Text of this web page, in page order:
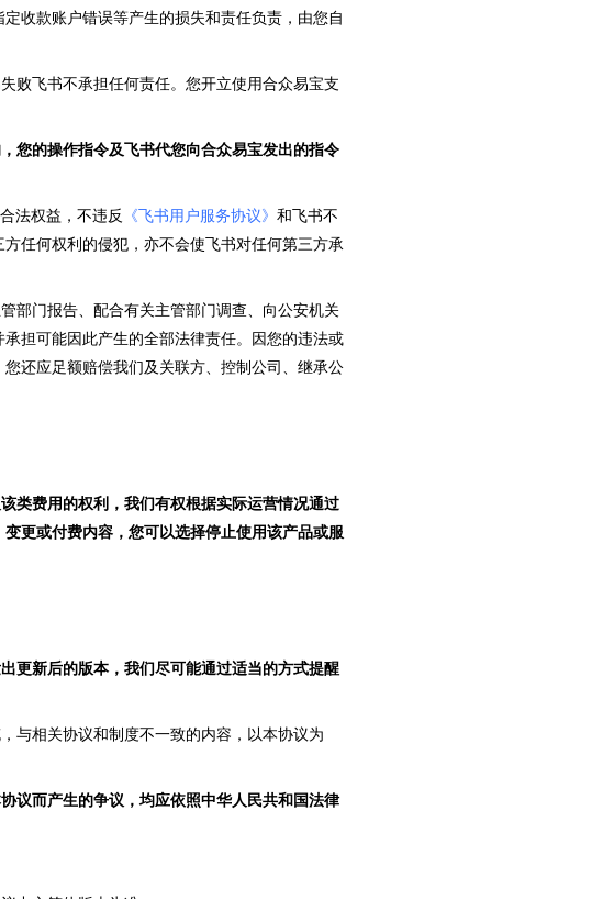
收款账户错误等产生的损失和责任负责，由您自
败飞书不承担任何责任。您开立使用合众易宝支
您的操作指令及飞书代您向合众易宝发出的指令
法权益，不违反 《飞书用户服务协议》 和飞书不
任何权利的侵犯，亦不会使飞书对任何第三方承
部门报告、配合有关主管部门调查、向公安机关
担可能因此产生的全部法律责任。因您的违法或
还应足额赔偿我们及关联方、控制公司、继承公
类费用的权利，我们有权根据实际运营情况通过
更或付费内容，您可以选择停止使用该产品或服
更新后的版本，我们尽可能通过适当的方式提醒
与相关协议和制度不一致的内容，以本协议为
议而产生的争议，均应依照中华人民共和国法律